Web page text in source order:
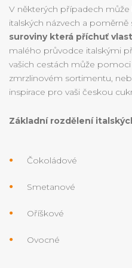
V některých případech
italských názvech a poměrně
suroviny která příchuť
malého průvodce italskými
vašich cestách může
zmrzlinovém sortimentu,
inspirace pro vaši českou
Základní rozdělení
Čokoládové
Smetanové
Oříškové
Ovocné